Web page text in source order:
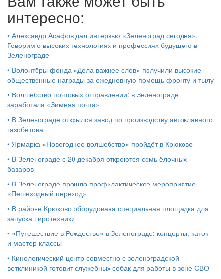
интересно:
• Александр Асафов дал интервью «Зеленоград сегодня».
Говорим о высоких технологиях и профессиях будущего в
Зеленограде
• Волонтёры фонда «Дела важнее слов» получили высокие
общественные награды за ежедневную помощь фронту и тылу
• Волшебство почтовых отправлений: в Зеленограде
заработала «Зимняя почта»
• В Зеленограде открылся завод по производству автоклавного
газобетона
• Ярмарка «Новогоднее волшебство» пройдёт в Крюково
• В Зеленограде с 20 декабря откроются семь ёлочных
базаров
• В Зеленограде прошло профилактическое мероприятие
«Пешеходный переход»
• В районе Крюково оборудована специальная площадка для
запуска пиротехники
• «Путешествие в Рождество» в Зеленограде: концерты, каток
и мастер‑классы
• Кинологический центр совместно с зеленоградской
ветклиникой готовит служебных собак для работы в зоне СВО